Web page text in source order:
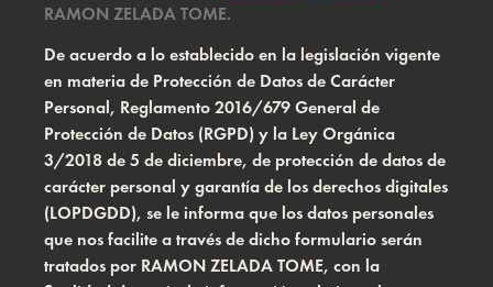
RAMON ZELADA TOME.
De acuerdo a lo establecido en la legislación vigente
en materia de Protección de Datos de Carácter
Personal, Reglamento 2016/679 General de
Protección de Datos (RGPD) y la Ley Orgánica
3/2018 de 5 de diciembre, de protección de datos de
carácter personal y garantía de los derechos digitales
(LOPDGDD), se le informa que los datos personales
que nos facilite a través de dicho formulario serán
tratados por RAMON ZELADA TOME, con la